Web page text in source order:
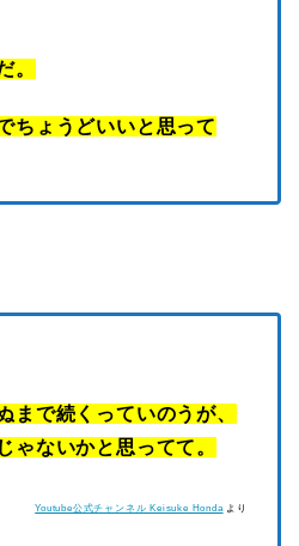
。
ちょうどいいと思って
まで続くっていのうが、
ゃないかと思ってて。
Youtube公式チャンネル Keisuke Hondaより